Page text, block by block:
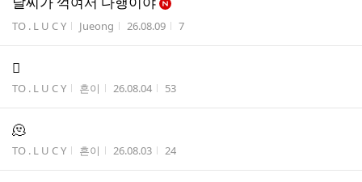
n
e
타
메
뉴
트
게시판명
TO . L U C Y 작성자
Jueong 작성시간
26.08.09 조회수
7
🫪
게시판명
TO . L U C Y 작성자
흔이 작성시간
26.08.04 조회수
53
🫠
게시판명
TO . L U C Y 작성자
흔이 작성시간
26.08.03 조회수
24